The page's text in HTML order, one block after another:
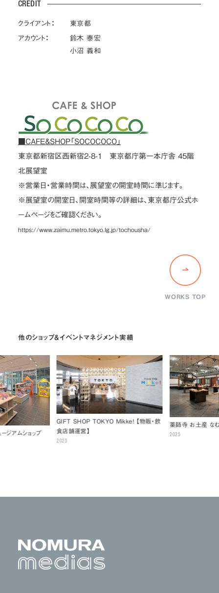
CREDIT
クライアント： 東京都
アカウント：
鈴木 泰宏
小沼 義和
■CAFE＆SHOP「SOCOCOCO」
東京都新宿区西新宿2-8-1 東京都庁第一本庁舎 45階
北展望室
※営業日・営業時間は、展望室の開室時間に準じます。
※展望室の開室日、開室時間等の詳細は、東京都庁公式ホ
ームページをご確認ください。
https://www.zaimu.metro.tokyo.lg.jp/tochousha/
WORKS TOP
他のショップ&イベントマネジメント実績
ージアムショップ
GIFT SHOP TOKYO Mikke! 【物販・飲
食店舗運営】
2025
薬師寺 お土産 なむ
2025